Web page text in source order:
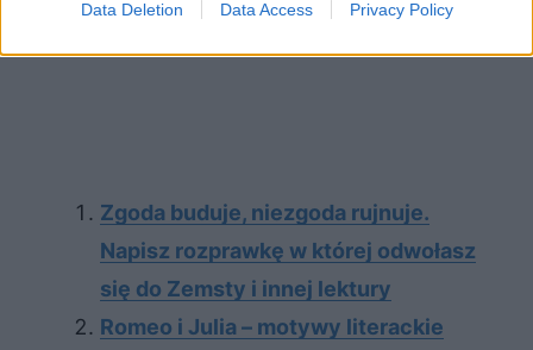
Data Deletion Data Access Privacy Policy
Zgoda buduje, niezgoda rujnuje.
Napisz rozprawkę w której odwołasz
się do Zemsty i innej lektury
Romeo i Julia – motywy literackie